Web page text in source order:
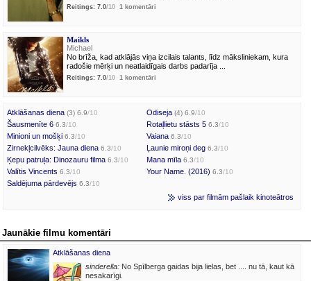
Reitings: 7.0/10 1 komentāri
Maikls
Michael
No brīža, kad atklājās viņa izcilais talants, līdz māksliniekam, kura
radošie mērķi un neatlaidīgais darbs padarīja ...
Reitings: 7.0/10 1 komentāri
Atklāšanas diena (3) 6.9/10 Odiseja(4) 6.9/10
Šausmenīte 6 6.3/10 Rotaļlietu stāsts 56.3/10
Minioni un mošķi 6.3/10 Vaiana6.3/10
Zirnekļcilvēks: Jauna diena 6.3/10 Ļaunie miroņi deg6.3/10
Ķepu patruļa: Dinozauru filma 6.3/10 Mana mīla6.3/10
Valītis Vincents 6.3/10 Your Name. (2016) 6.3/10
Saldējuma pārdevējs 6.3/10
viss par filmām pašlaik kinoteātros
Jaunākie filmu komentāri
Atklāšanas diena
sinderella: No Spīlberga gaidas bija lielas, bet .... nu tā, kaut kā
nesakarīgi.